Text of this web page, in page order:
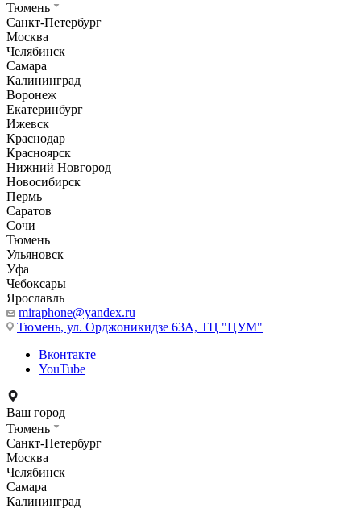
Тюмень
Санкт-Петербург
Москва
Челябинск
Самара
Калининград
Воронеж
Екатеринбург
Ижевск
Краснодар
Красноярск
Нижний Новгород
Новосибирск
Пермь
Саратов
Сочи
Тюмень
Ульяновск
Уфа
Чебоксары
Ярославль
miraphone@yandex.ru
Тюмень, ул. Орджоникидзе 63А, ТЦ "ЦУМ"
Вконтакте
YouTube
Ваш город
Тюмень
Санкт-Петербург
Москва
Челябинск
Самара
Калининград